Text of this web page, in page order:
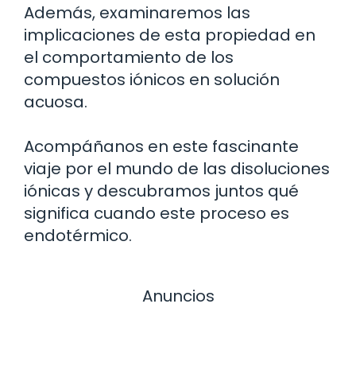
Además, examinaremos las
implicaciones de esta propiedad en
el comportamiento de los
compuestos iónicos en solución
acuosa.
Acompáñanos en este fascinante
viaje por el mundo de las disoluciones
iónicas y descubramos juntos qué
significa cuando este proceso es
endotérmico.
Anuncios